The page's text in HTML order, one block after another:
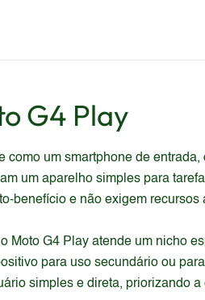
G4 Play
como um smartphone de
um aparelho simples para
benefício e não exigem
Moto G4 Play atende um nicho
para uso secundário ou
simples e direta, priorizando